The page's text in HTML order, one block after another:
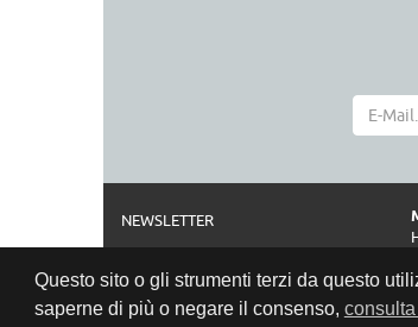
Questo sito o gli strumenti terzi da questo
saperne di più o negare il consenso,
NEWSLETTER
CHI SIAMO
NOTE LEGALI
CGV